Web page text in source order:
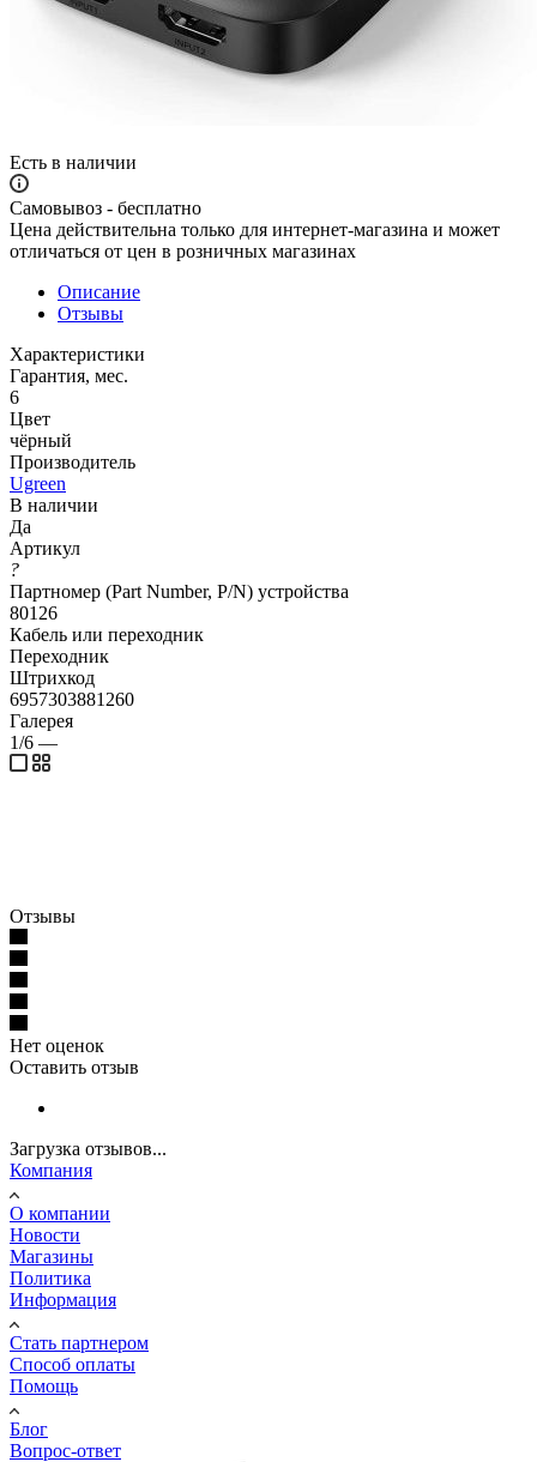
Есть в наличии
Самовывоз - бесплатно
Цена действительна только для интернет-магазина и может
отличаться от цен в розничных магазинах
Описание
Отзывы
Характеристики
Гарантия, мес.
6
Цвет
чёрный
Производитель
Ugreen
В наличии
Да
Артикул
?
Партномер (Part Number, P/N) устройства
80126
Кабель или переходник
Переходник
Штрихкод
6957303881260
Галерея
1/6 —
Отзывы
Нет оценок
Оставить отзыв
Загрузка отзывов...
Компания
О компании
Новости
Магазины
Политика
Информация
Стать партнером
Способ оплаты
Помощь
Блог
Вопрос-ответ